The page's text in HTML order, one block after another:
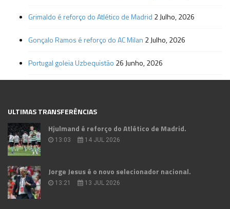
Grimaldo é reforço do Atlético de Madrid 2 Julho, 2026
Gonçalo Ramos é reforço do AC Milan 2 Julho, 2026
Portugal goleia Uzbequistão 26 Junho, 2026
ULTIMAS TRANSFERÊNCIAS
Hjulmand é reforço do Atlético de Madrid.
13:03 14 JUL 2026
Jorge Jesus é o novo selecionador nacional.
13:21 13 JUL 2026